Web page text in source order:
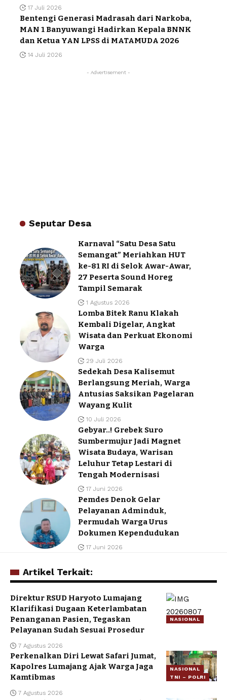
17 Juli 2026
Bentengi Generasi Madrasah dari Narkoba,
MAN 1 Banyuwangi Hadirkan Kepala BNNK
dan Ketua YAN LPSS di MATAMUDA 2026
14 Juli 2026
- Advertisement -
Seputar Desa
Karnaval “Satu Desa Satu
Semangat” Meriahkan HUT
ke-81 RI di Selok Awar-Awar,
27 Peserta Sound Horeg
Tampil Semarak
1 Agustus 2026
Lomba Bitek Ranu Klakah
Kembali Digelar, Angkat
Wisata dan Perkuat Ekonomi
Warga
29 Juli 2026
Sedekah Desa Kalisemut
Berlangsung Meriah, Warga
Antusias Saksikan Pagelaran
Wayang Kulit
10 Juli 2026
Gebyar..! Grebek Suro
Sumbermujur Jadi Magnet
Wisata Budaya, Warisan
Leluhur Tetap Lestari di
Tengah Modernisasi
17 Juni 2026
Pemdes Denok Gelar
Pelayanan Adminduk,
Permudah Warga Urus
Dokumen Kependudukan
17 Juni 2026
Artikel Terkait:
NASIONAL
Direktur RSUD Haryoto Lumajang
Klarifikasi Dugaan Keterlambatan
Penanganan Pasien, Tegaskan
Pelayanan Sudah Sesuai Prosedur
7 Agustus 2026
NASIONAL
TNI – POLRI
Perkenalkan Diri Lewat Safari Jumat,
Kapolres Lumajang Ajak Warga Jaga
Kamtibmas
7 Agustus 2026